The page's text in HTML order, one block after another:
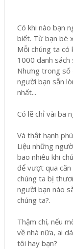
Có khi nào bạn
biết. Từ bạn bè
Mỗi chúng ta có
1000 danh sách
Nhưng trong số
người bạn sẵn
nhất...
Có lẽ chỉ vài ba
Và thật hạnh
Liệu những
bao nhiêu khi
để vượt qua căn
chúng ta bị
người bạn nào
chúng ta?.
Thậm chí, nếu
về nhà nữa, ai
tôi hay bạn?